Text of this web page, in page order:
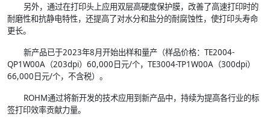
另外，通过在打印头上应用双层高硬度保护膜，改善了高速打印时的
耐磨性和抗静电特性，还提高了对水分和盐分的耐腐蚀性，使打印头寿命
更长。
新产品已于2023年8月开始出样和量产（样品价格：TE2004-
QP1W00A（203dpi）60,000日元/个，TE3004-TP1W00A（300dpi）
66,000日元/个，不含税）。
ROHM通过将新开发的技术应用到新产品中，持续为提高各行业的标
签打印效率贡献力量。